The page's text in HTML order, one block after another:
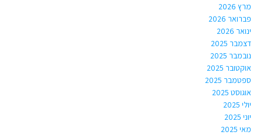
מרץ 2026
פברואר 2026
ינואר 2026
דצמבר 2025
נובמבר 2025
אוקטובר 2025
ספטמבר 2025
אוגוסט 2025
יולי 2025
יוני 2025
מאי 2025